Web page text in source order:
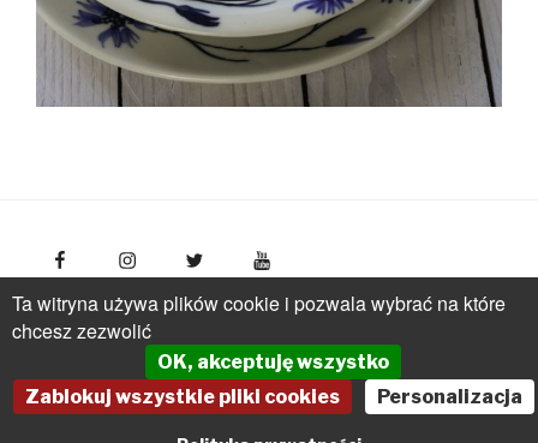
FotoPolska
Str., 01-171 Warsaw Poland
phone: +(48 22) 536 70 70
pot@pot.gov.pl | www.pot.gov.pl | www.polska.travel
Ta witryna używa plików cookie i pozwala wybrać na które
chcesz zezwolić
OK, akceptuję wszystko
Zablokuj wszystkie pliki cookies
Personalizacja